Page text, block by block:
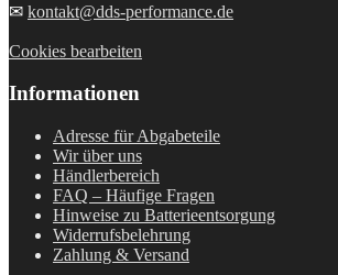
✉ kontakt@dds-performance.de
Cookies bearbeiten
Informationen
Adresse für Abgabeteile
Wir über uns
Händlerbereich
FAQ – Häufige Fragen
Hinweise zu Batterieentsorgung
Widerrufsbelehrung
Zahlung & Versand